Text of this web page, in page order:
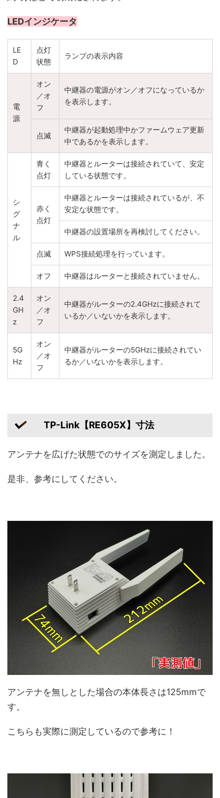
LEDインジケータ
LE
D
点灯
状態
ランプの表示内容
電
源
オン
／オ
フ
中継器の電源がオン／オフになっているか
を表示します。
点滅
中継器が起動処理中かファームウェア更新
中であるかを表示します。
シ
グ
ナ
ル
青く
点灯
中継器とルーターは接続されていて、安定
している状態です。
赤く
点灯
中継器とルーターは接続されているが、不
安定な状態です。
中継器の設置場所を再検討してください。
点滅 WPS接続処理を行っています。
オフ 中継器はルーターと接続されていません。
2.4
GH
z
オン
／オ
フ
中継器がルーターの2.4GHzに接続されて
いるか／いないかを表示します。
5G
Hz
オン
／オ
フ
中継器がルーターの5GHzに接続されてい
るか／いないかを表示します。
TP-Link【RE605X】寸法
アンテナを広げた状態でのサイズを測定しました。
是非、参考にしてください。
アンテナを無しとした場合の本体長さは125mmで
す。
こちらも実際に測定しているので参考に！